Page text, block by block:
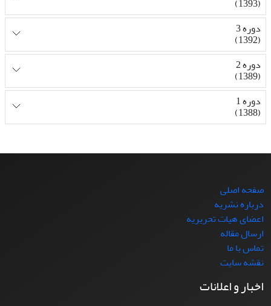
دوره 3
(1392)
دوره 2
(1389)
دوره 1
(1388)
صفحه اصلی
درباره نشریه
اعضای هیات تحریریه
ارسال مقاله
تماس با ما
نقشه سایت
اخبار و اعلانات